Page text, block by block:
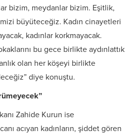
bizim, meydanlar bizim. Eşitlik,
büyüteceğiz. Kadın cinayetleri
kadınlar korkmayacak.
bu gece birlikte aydınlattık
olan her köşeyi birlikte
diye konuştu.
Zahide Kurun ise
acıyan kadınların, şiddet gören